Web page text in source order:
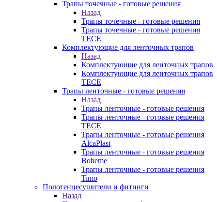
Трапы точечные - готовые решения
Назад
Трапы точечные - готовые решения
Трапы точечные - готовые решения
TECE
Комплектующие для ленточных трапов
Назад
Комплектующие для ленточных трапов
Комплектующие для ленточных трапов
TECE
Трапы ленточные - готовые решения
Назад
Трапы ленточные - готовые решения
Трапы ленточные - готовые решения
TECE
Трапы ленточные - готовые решения
AlcaPlast
Трапы ленточные - готовые решения
Boheme
Трапы ленточные - готовые решения
Timo
Полотенцесушители и фитинги
Назад